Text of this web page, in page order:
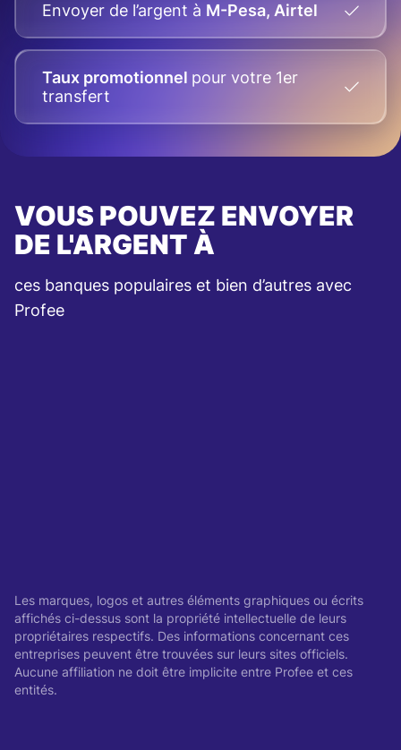
Envoyer de l’argent à M-Pesa, Airtel
Taux promotionnel pour votre 1er
transfert
VOUS POUVEZ ENVOYER
DE L'ARGENT À
ces banques populaires et bien d’autres avec
Profee
Les marques, logos et autres éléments graphiques ou écrits
affichés ci-dessus sont la propriété intellectuelle de leurs
propriétaires respectifs. Des informations concernant ces
entreprises peuvent être trouvées sur leurs sites officiels.
Aucune affiliation ne doit être implicite entre Profee et ces
entités.